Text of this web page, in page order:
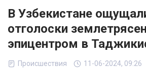
В Узбекистане
отголоски
эпицентром в
Происшествия 11-06-2024, 09:26